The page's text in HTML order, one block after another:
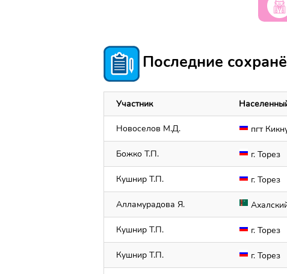
Последние
Участник
Новоселов М.Д. пгт
Божко Т.П. г. Торез
Кушнир Т.П. г. Торез
Алламурадова Я.
Кушнир Т.П. г. Торез
Кушнир Т.П. г. Торез